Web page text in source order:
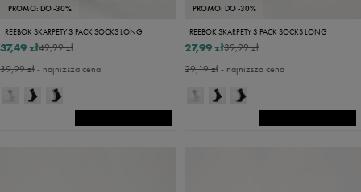
PROMO: DO -30%
REEBOK SKARPETY 3 PACK SOCKS LONG
49,99 zł
37,49 zł
39,99 zł- najniższa cena
PROMO: DO -30%
REEBOK SKARPETY 3 PACK SOCKS LONG
39,99 zł
27,99 zł
29,19 zł- najniższa cena